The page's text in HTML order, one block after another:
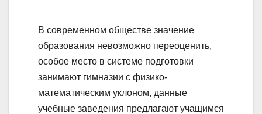
В современном обществе значение
образования невозможно переоценить,
особое место в системе подготовки
занимают гимназии с физико-
математическим уклоном, данные
учебные заведения предлагают учащимся